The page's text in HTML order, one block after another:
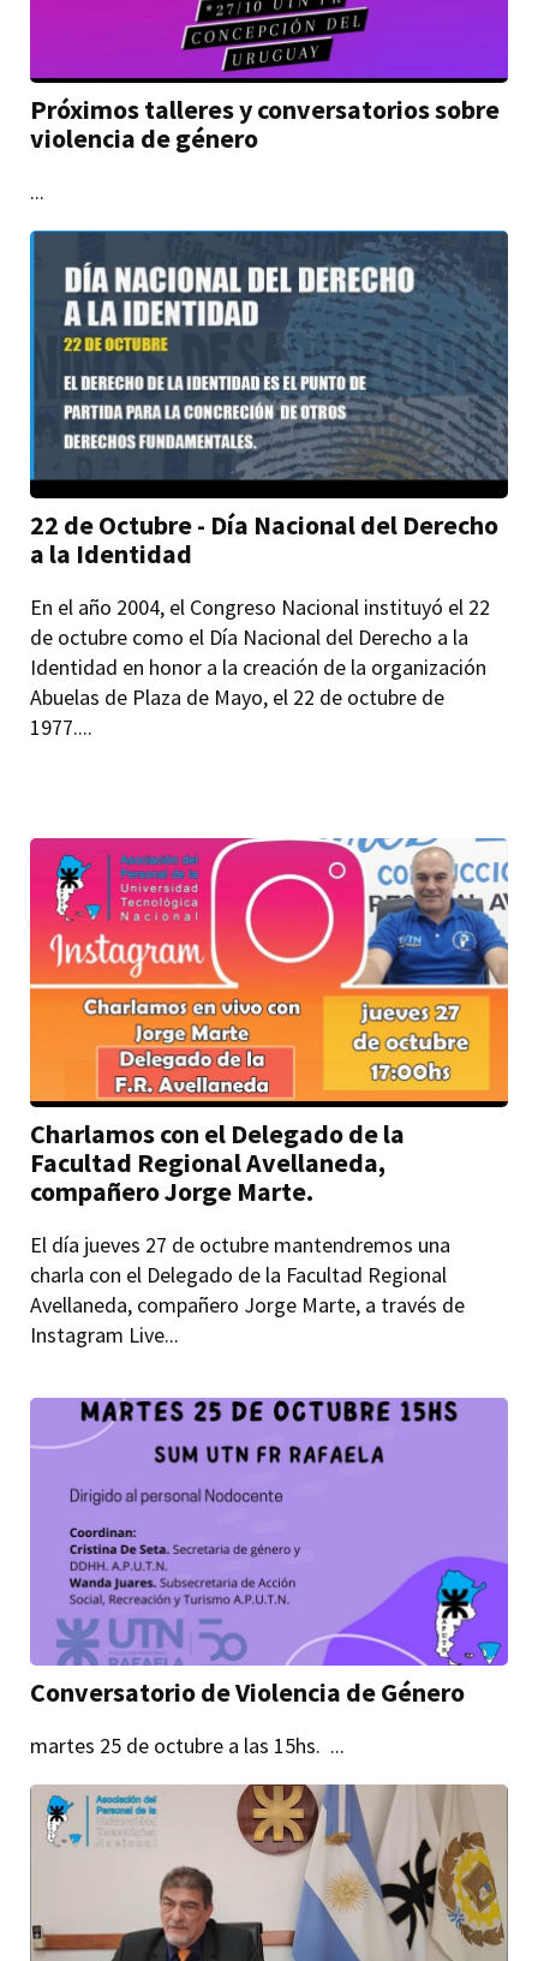
Próximos talleres y conversatorios sobre
violencia de género
...
22 de Octubre - Día Nacional del Derecho
a la Identidad
En el año 2004, el Congreso Nacional instituyó el 22
de octubre como el Día Nacional del Derecho a la
Identidad en honor a la creación de la organización
Abuelas de Plaza de Mayo, el 22 de octubre de
1977....
Charlamos con el Delegado de la
Facultad Regional Avellaneda,
compañero Jorge Marte.
El día jueves 27 de octubre mantendremos una
charla con el Delegado de la Facultad Regional
Avellaneda, compañero Jorge Marte, a través de
Instagram Live...
Conversatorio de Violencia de Género
martes 25 de octubre a las 15hs. ...